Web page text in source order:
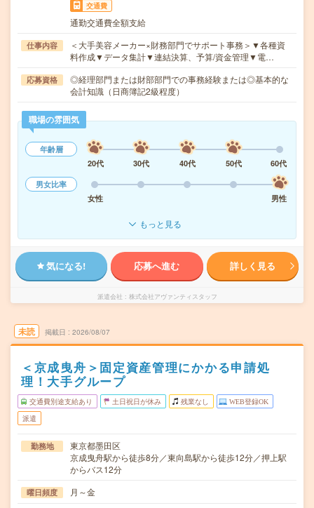
交通費
通勤交通費全額支給
仕事内容
＜大手美容メーカー×財務部門でサポート事務＞▼各種資
料作成▼データ集計▼連結決算、予算/資金管理▼電…
応募資格
◎経理部門または財部部門での事務経験または◎基本的な
会計知識（日商簿記2級程度）
職場の雰囲気
年齢層
20代
30代 40代 50代
60代
男女比率
女性
男性
もっと見る
気になる! 応募へ進む 詳しく見る
派遣会社 株式会社アヴァンティスタッフ
未読 掲載日 2026/08/07
＜京成曳舟＞固定資産管理にかかる申請処
理！大手グループ
交通費別途支給あり 土日祝日が休み 残業なし WEB登録OK
派遣
勤務地
東京都墨田区
京成曳舟駅から徒歩8分／東向島駅から徒歩12分／押上駅
からバス12分
曜日頻度 月～金